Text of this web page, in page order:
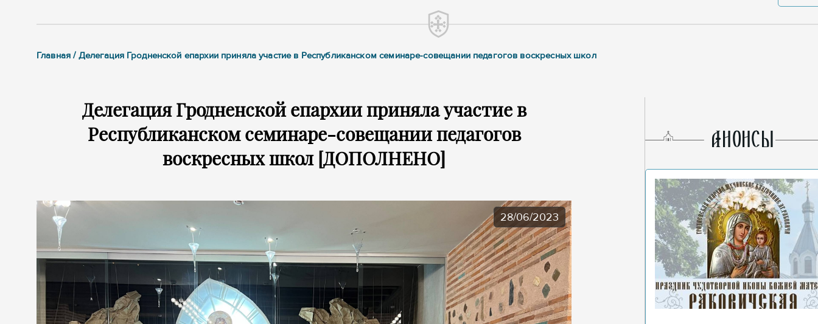
Главная / Делегация Гродненской епархии приняла участие в Республиканском семинаре-совещании педагогов воскресных школ
Делегация Гродненской епархии приняла участие в
Республиканском семинаре-совещании педагогов
воскресных школ [ДОПОЛНЕНО]
28/06/2023
AНОНСЫ